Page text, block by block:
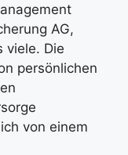
AG,
viele. Die
persönlichen
von einem